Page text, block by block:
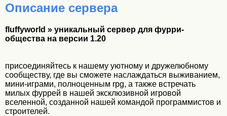
Описание сервера
fluffyworld » уникальный сервер для фурри-
общества на версии 1.20
присоединяйтесь к нашему уютному и дружелюбному
сообществу, где вы сможете наслаждаться выживанием,
мини-играми, полноценным rpg, а также встречать
милых фуррей в нашей эксклюзивной игровой
вселенной, созданной нашей командой программистов и
строителей.